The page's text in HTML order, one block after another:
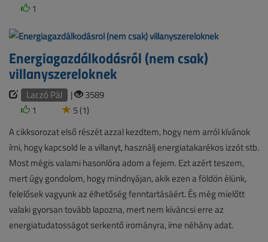
1
Energiagazdálkodásról (nem csak)
villanyszereloknek
Laczó Pál |
3589
1
5 (1)
A cikksorozat első részét azzal kezdtem, hogy nem arról kívánok
írni, hogy kapcsold le a villanyt, használj energiatakarékos izzót stb.
Most mégis valami hasonlóra adom a fejem. Ezt azért teszem,
mert úgy gondolom, hogy mindnyájan, akik ezen a földön élünk,
felelősek vagyunk az élhetőség fenntartásáért. És még mielőtt
valaki gyorsan tovább lapozna, mert nem kíváncsi erre az
energiatudatosságot serkentő irományra, íme néhány adat.